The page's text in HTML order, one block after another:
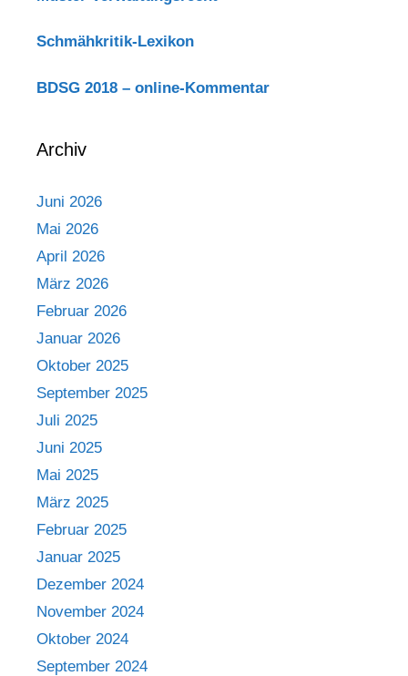
Schmähkritik-Lexikon
BDSG 2018 – online-Kommentar
Archiv
Juni 2026
Mai 2026
April 2026
März 2026
Februar 2026
Januar 2026
Oktober 2025
September 2025
Juli 2025
Juni 2025
Mai 2025
März 2025
Februar 2025
Januar 2025
Dezember 2024
November 2024
Oktober 2024
September 2024